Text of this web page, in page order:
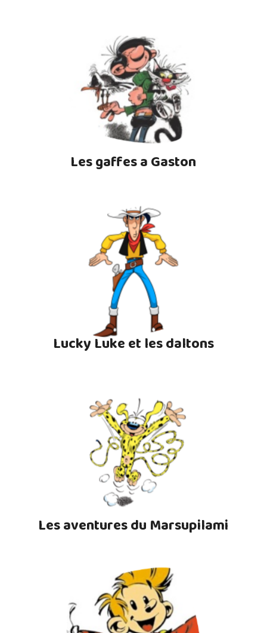
Les gaffes a Gaston
Lucky Luke et les daltons
Les aventures du Marsupilami